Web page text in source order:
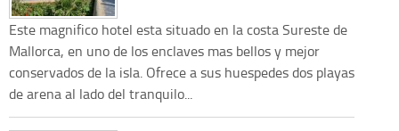
Este magnifico hotel esta situado en la costa Sureste de
Mallorca, en uno de los enclaves mas bellos y mejor
conservados de la isla. Ofrece a sus huespedes dos playas
de arena al lado del tranquilo...